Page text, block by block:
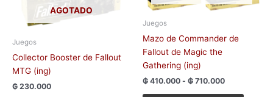
AGOTADO
Juegos
Collector Booster de Fallout
MTG (ing)
₲ 230.000
Juegos
Mazo de Commander de
Fallout de Magic the
Gathering (ing)
₲ 410.000 - ₲ 710.000
pueden